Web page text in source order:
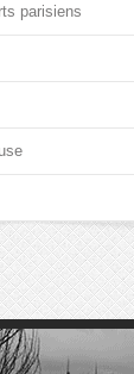
parisiens